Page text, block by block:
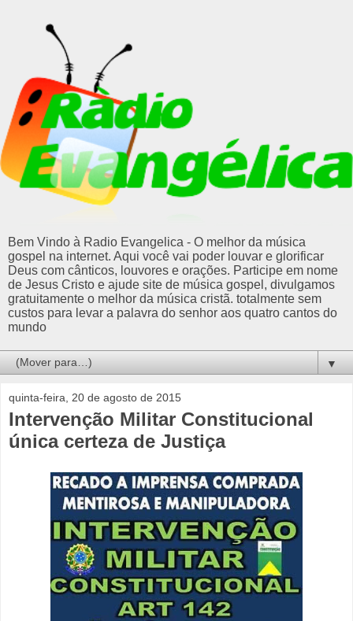
Bem Vindo à Radio Evangelica - O melhor da música
gospel na internet. Aqui você vai poder louvar e glorificar
Deus com cânticos, louvores e orações. Participe em nome
de Jesus Cristo e ajude site de música gospel, divulgamos
gratuitamente o melhor da música cristã. totalmente sem
custos para levar a palavra do senhor aos quatro cantos do
mundo
▼
quinta-feira, 20 de agosto de 2015
Intervenção Militar Constitucional
única certeza de Justiça